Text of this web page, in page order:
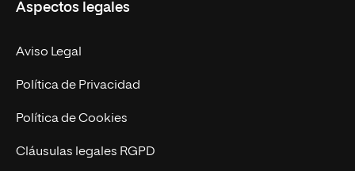
Doctorados
Experto Universitario
Postgrados
Cursos Universitarios
Facultades
Nuestro Equipo
Trabaja en UNIR
Actualidad
UNIR Revista
Aspectos legales
Aviso Legal
Política de Privacidad
Política de Cookies
Cláusulas legales RGPD